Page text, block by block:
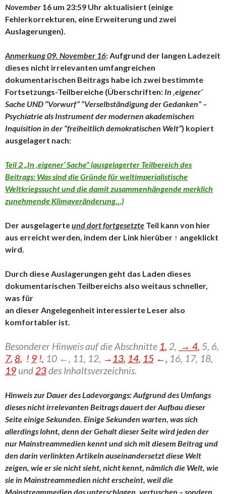
November 16 um 23:59 Uhr aktualisiert (einige
Fehlerkorrekturen, eine Erweiterung und zwei
Auslagerungen).
Anmerkung 09. November 16: Aufgrund der langen Ladezeit
dieses nicht irrelevanten umfangreichen
dokumentarischen Beitrags habe ich zwei bestimmte
Fortsetzungs-Teilbereiche (Überschriften: In ‚eigener‘
Sache UND “Vorwurf” “Verselbständigung der Gedanken” –
Psychiatrie als Instrument der modernen akademischen
Inquisition in der “freiheitlich demokratischen Welt”) kopiert
ausgelagert nach:
Teil 2 „In ‚eigener‘ Sache“ (ausgelagerter Teilbereich des
Beitrags: Was sind die Gründe für weltimperialistische
Weltkriegssucht und die damit zusammenhängende merklich
zunehmende Klimaveränderung…)
Der ausgelagerteund dort fortgesetzte Teil kann von hier
aus erreicht werden, indem der Link hierüber ↑ angeklickt
wird.
Durch diese Auslagerungen geht das Laden dieses
dokumentarischen Teilbereichs also weitaus schneller,
was für
an dieser Angelegenheit interessierte Leser also
komfortabler ist.
Besonderer Hinweis auf die Abschnitte 1, 2, → 4, 5, 6,
7, 8, ! 9 !, 10 ←, 11, 12, → 13, 14, 15 ←, 16, 17, 18,
19 und 23des Inhaltsverzeichnis.
Hinweis zur Dauer des Ladevorgangs: Aufgrund des Umfangs
dieses nicht irrelevanten Beitrags dauert der Aufbau dieser
Seite einige Sekunden. Einige Sekunden warten, was sich
allerdings lohnt, denn der Gehalt dieser Seite wird jeden der
nur Mainstreammedien kennt und sich mit diesem Beitrag und
den darin verlinkten Artikeln auseinandersetzt diese Welt
zeigen, wie er sie nicht sieht, nicht kennt, nämlich die Welt, wie
sie in Mainstreammedien nicht erscheint, weil die
Mainstreammedien das unterschlagen, vertuschen – sondern